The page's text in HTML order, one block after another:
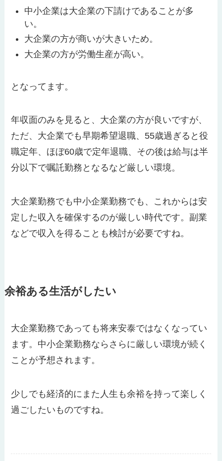
中小企業は大企業の下請けであることが多
い。
大企業の方が商いが大きいため。
大企業の方が労働生産が高い。
となってます。
年収面のみを見ると、大企業の方が良いですが、
ただ、大企業でも早期希望退職、55歳過ぎると役
職定年、ほぼ60歳で定年退職、その後は給与は半
分以下で嘱託勤務となるなど厳しい環境。
大企業勤務でも中小企業勤務でも、これからは安
定した収入を確保するのが厳しい時代です。副業
などで収入を得ることも検討が必要ですね。
余裕ある生活がしたい
大企業勤務であっても将来安泰ではなくなってい
ます。中小企業勤務ならさらに厳しい環境が続く
ことが予想されます。
少しでも経済的にまた人生も余裕を持って楽しく
過ごしたいものですね。